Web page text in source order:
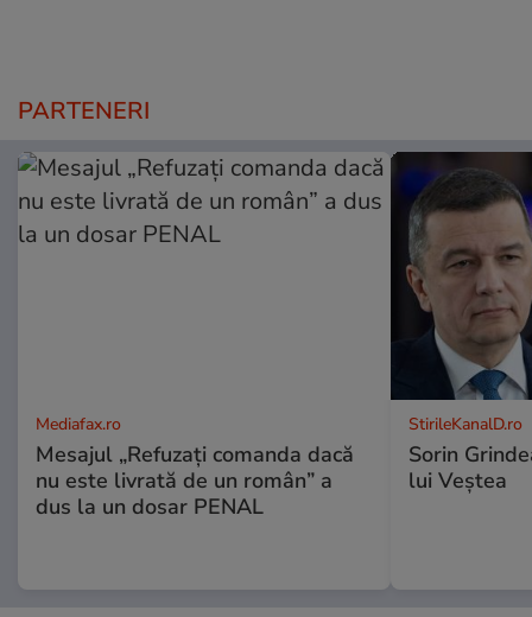
PARTENERI
Mediafax.ro
Mesajul „Refuzați comanda dacă
nu este livrată de un român” a
dus la un dosar PENAL
StirileKanalD.ro
Sorin
lui Veștea